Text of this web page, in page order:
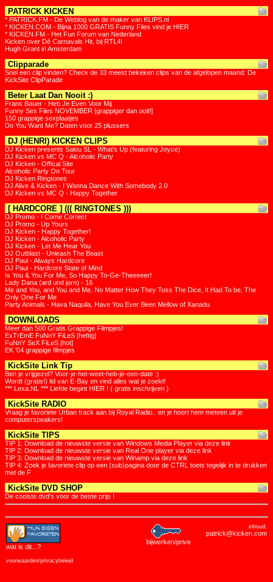
PATRICK KICKEN
* PATRICK.FM - De Weblog van de maker van KLIPS.nl
* KICKEN.COM - Bijna 1000 GRATIS Funny Files vind je HIER
* KICKEN.FM - Het Fun Forum van Nederland
Kicken over Dé Carnavals Hit, bij RTL4!
Hugh Grant in Amsterdam
Clipparade
Snel een clip vinden? Check de 33 meest bekeken clips van de afgelopen maand: De
KickSite ClipParade
Beter Laat Dan Nooit :)
Frans Bauer - Heb Je Even Voor Mij
Funny Sex Files NOVEMBER [grappiger dan ooit!]
150 grappige sexplaatjes
Do You Want Me? Daten voor 25 plussers
DJ (HENRI) KICKEN CLIPS
DJ Kicken presents Salou SL - What's Up (featuring Joyce)
DJ Kicken vs MC Q - Alcoholic Party
DJ Kicken - Offical Site
Alcoholic Party On Tour
DJ Kicken Ringtones
DJ Alive & Kicken - I Wanna Dance With Somebody 2.0
DJ Kicken vs MC Q - Happy Together
[ HARDCORE ] ((( RINGTONES )))
DJ Promo - I Come Correct
DJ Promo - Up Yours
DJ Kicken - Happy Together!
DJ Kicken - Alcoholic Party
DJ Kicken - Let Me Hear You
DJ Outblast - Unleash The Beast
DJ Paul - Always Hardcore
DJ Paul - Hardcore State of Mind
Is You & You For Me, So Happy To-Ge-Theeeeer!
Lady Dana (ard und jorn) - 16
Me and You, and You and Me, No Matter How They Toss The Dice, It Had To be, The
Only One For Me
Party Animals - Hava Naquila, Have You Ever Been Mellow of Xanadu
DOWNLOADS
Meer dan 500 Gratis Grappige Filmpjes!
ExTrEmE FuNnY FiLeS [heftig]
FuNnY SeX FiLeS [hot]
EK '04 grappige filmpjes
KickSite Link Tip
Ben je vrijgezel? Voor-je-het-weet-heb-je-een-date :)
Wordt (gratis!) lid van E-Bay en vind alles wat je zoekt!
*** Lexa.NL *** Liefde begint HIER ! ( gratis inschrijven )
KickSite RADIO
Vraag je favoriete Urban track aan bij Royal Radio.. en je hoort hem meteen uit je
computerspeakers!
KickSite TIPS
TIP 1: Download de nieuwste versie van Windows Media Player via deze link
TIP 2: Download de nieuwste versie van Real One player via deze link
TIP 3: Download de nieuwste versie van Winamp via deze link
TIP 4: Zoek je favoriete clip op een (sub)pagina door de CTRL toets tegelijk in te drukken
met de F
KickSite DVD SHOP
De coolste dvd's voor de beste prijs !
wat is dit ...?
voorwaarden/privacybeleid
bijwerken/prive
inhoud:
patrick@kicken.com